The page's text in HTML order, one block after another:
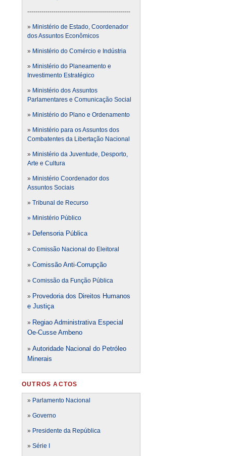
---------------------------------------------------
» Ministério de Estado, Coordenador
dos Assuntos Econômicos
» Ministério do Comércio e Indústria
» Ministério do Planeamento e
Investimento Estratégico
» Ministério dos Assuntos
Parlamentares e Comunicação Social
» Ministério do Plano e Ordenamento
» Ministério para os Assuntos dos
Combatentes da Libertação Nacional
» Ministério da Juventude, Desporto,
Arte e Cultura
» Ministério Coordenador dos
Assuntos Sociais
» Tribunal de Recurso
» Ministério Público
» Defensoria Pública
» Comissão Nacional do Eleitoral
» Comissão Anti-Corrupção
» Comissão da Função Pública
» Provedoria dos Direitos Humanos
e Justiça
» Regiao Administrativa Especial
Oe-Cusse Ambeno
» Autoridade Nacional do Petróleo
Minerais
OUTROS ACTOS
» Parlamento Nacional
» Governo
» Presidente da República
» Série I